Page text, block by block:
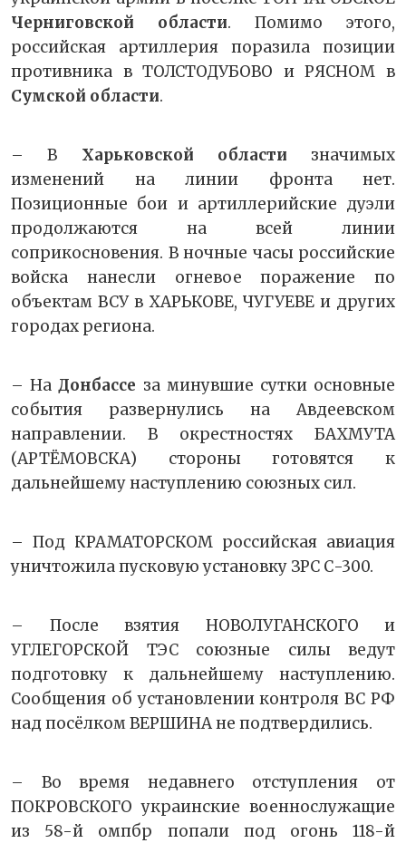
Черниговской области. Помимо этого,
российская артиллерия поразила позиции
противника в ТОЛСТОДУБОВО и РЯСНОМ в
Сумской области.
– В Харьковской области значимых
изменений на линии фронта нет.
Позиционные бои и артиллерийские дуэли
продолжаются на всей линии
соприкосновения. В ночные часы российские
войска нанесли огневое поражение по
объектам ВСУ в ХАРЬКОВЕ, ЧУГУЕВЕ и других
городах региона.
– НаДонбассе за минувшие сутки основные
события развернулись на Авдеевском
направлении. В окрестностях БАХМУТА
(АРТЁМОВСКА) стороны готовятся к
дальнейшему наступлению союзных сил.
– Под КРАМАТОРСКОМ российская авиация
уничтожила пусковую установку ЗРС С-300.
– После взятия НОВОЛУГАНСКОГО и
УГЛЕГОРСКОЙ ТЭС союзные силы ведут
подготовку к дальнейшему наступлению.
Сообщения об установлении контроля ВС РФ
над посёлком ВЕРШИНА не подтвердились.
– Во время недавнего отступления от
ПОКРОВСКОГО украинские военнослужащие
из 58-й омпбр попали под огонь 118-й